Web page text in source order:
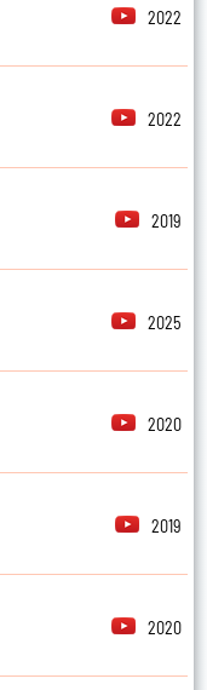
2022
2022
2019
2025
2020
2019
2020